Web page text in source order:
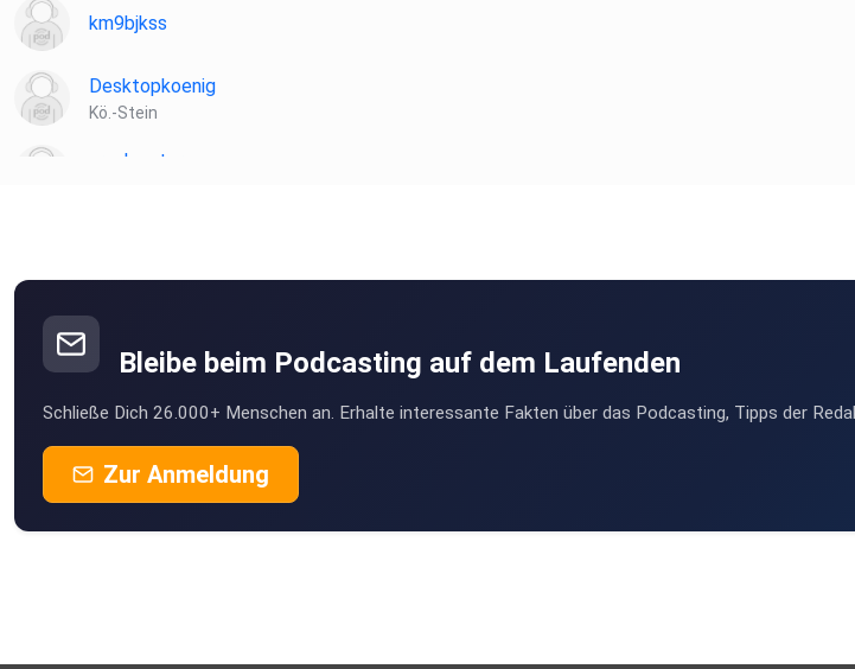
km9bjkss
Desktopkoenig
Kö.-Stein
ursulapeter
Inama
Bonn
natair37
Zürich
1910balu81
Bleibe beim Podcasting auf dem Laufenden
Schließe Dich 26.000+ Menschen an. Erhalte interessante Fakten über das Podcasting, Tipps der
Zur Anmeldung